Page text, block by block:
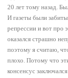
20 лет тому назад.
И газеты были
репрессии и вот про
оказался страшно
поэтому я считаю,
плохо. Потому что
консенсус